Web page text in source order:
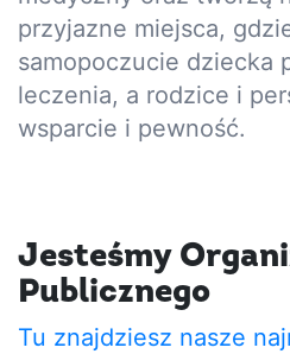
przyjazne miejsca,
samopoczucie dziecka
leczenia, a rodzice i
wsparcie i pewność.
Jesteśmy
Publicznego
Tu znajdziesz nasze